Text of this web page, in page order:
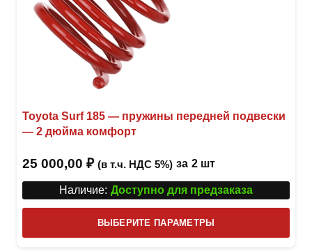
Toyota Surf 185 — пружины передней подвески
— 2 дюйма комфорт
25 000,00 ₽ (в т.ч. НДС 5%) за 2 шт
Наличие: Доступно для предзаказа
ВЫБЕРИТЕ ПАРАМЕТРЫ
товар